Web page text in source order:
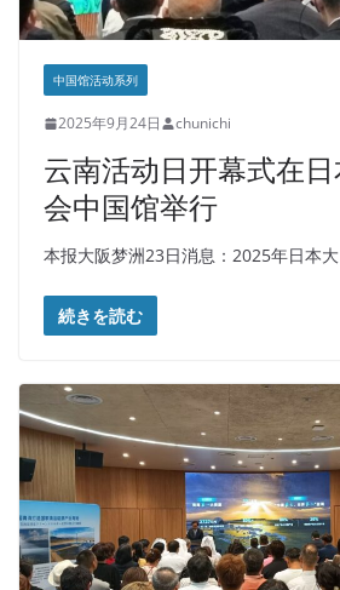
中国馆活动系列
2025年9月24日 chunichi
云南活动日开幕式在
会中国馆举行
本报大阪梦洲23日消息：2025年日本大
続きを読む